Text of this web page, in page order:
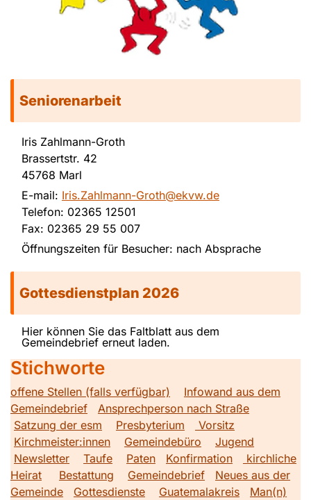
Seniorenarbeit
Iris Zahlmann-Groth
Brassertstr. 42
45768 Marl
E-mail: Iris.Zahlmann-Groth@ekvw.de
Telefon: 02365 12501
Fax: 02365 29 55 007
Öffnungszeiten für Besucher: nach Absprache
Gottesdienstplan 2026
Hier können Sie das Faltblatt aus dem
Gemeindebrief erneut laden.
Stichworte
offene Stellen (falls verfügbar)
Infowand aus dem
Gemeindebrief
Ansprechperson nach Straße
Satzung der esm
Presbyterium
Vorsitz
Kirchmeister:innen
Gemeindebüro
Jugend
Newsletter
Taufe Paten Konfirmation
kirchliche
Heirat
Bestattung Gemeindebrief
Neues aus der
Gemeinde
Gottesdienste Guatemalakreis
Man(n)